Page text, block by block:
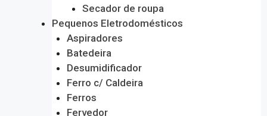
Secador de roupa
Pequenos Eletrodomésticos
Aspiradores
Batedeira
Desumidificador
Ferro c/ Caldeira
Ferros
Fervedor